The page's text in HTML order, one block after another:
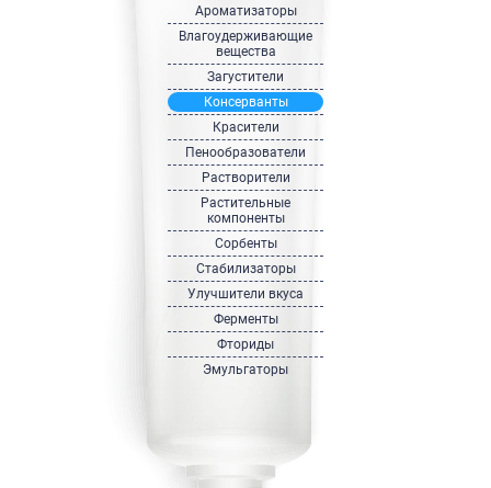
Ароматизаторы
Влагоудерживающие
вещества
Загустители
Консерванты
Красители
Пенообразователи
Растворители
Растительные
компоненты
Сорбенты
Стабилизаторы
Улучшители вкуса
Ферменты
Фториды
Эмульгаторы